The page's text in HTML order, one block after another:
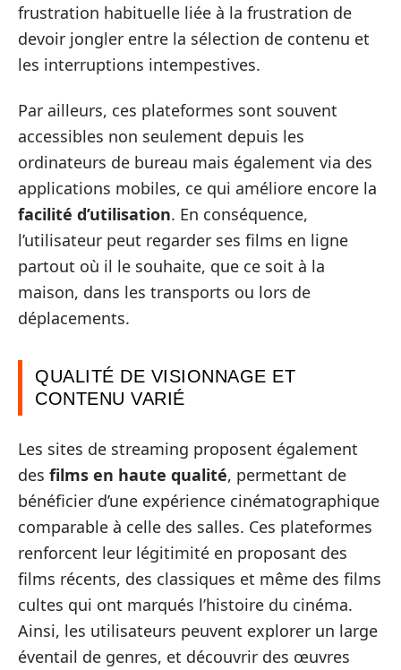
frustration habituelle liée à la frustration de
devoir jongler entre la sélection de contenu et
les interruptions intempestives.
Par ailleurs, ces plateformes sont souvent
accessibles non seulement depuis les
ordinateurs de bureau mais également via des
applications mobiles, ce qui améliore encore la
facilité d’utilisation. En conséquence,
l’utilisateur peut regarder ses films en ligne
partout où il le souhaite, que ce soit à la
maison, dans les transports ou lors de
déplacements.
QUALITÉ DE VISIONNAGE ET
CONTENU VARIÉ
Les sites de streaming proposent également
des films en haute qualité, permettant de
bénéficier d’une expérience cinématographique
comparable à celle des salles. Ces plateformes
renforcent leur légitimité en proposant des
films récents, des classiques et même des films
cultes qui ont marqués l’histoire du cinéma.
Ainsi, les utilisateurs peuvent explorer un large
éventail de genres, et découvrir des œuvres